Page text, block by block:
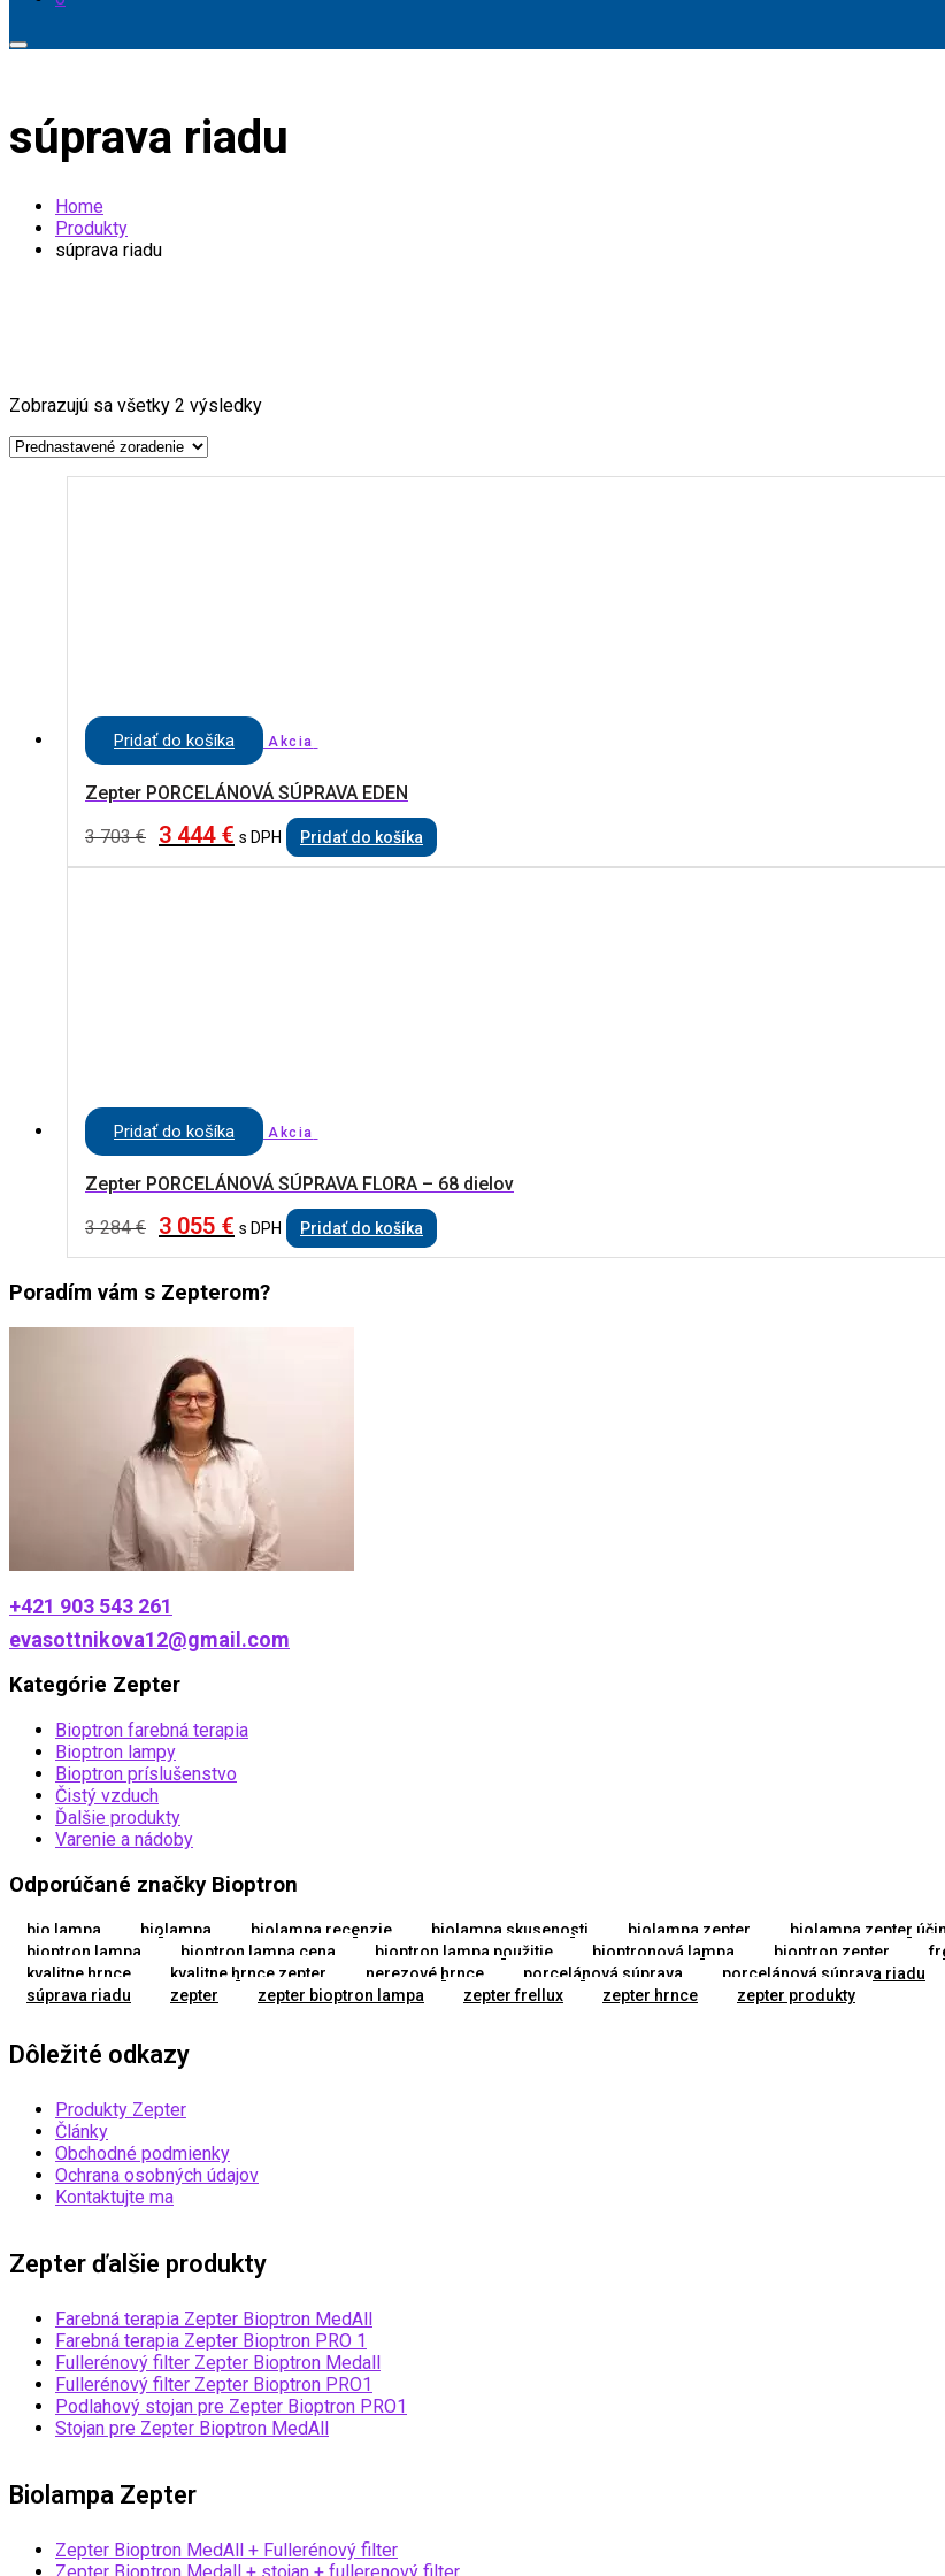
súprava riadu
Home
Produkty
súprava riadu
Zobrazujú sa všetky 2 výsledky
Pridať do košíka Akcia
Zepter PORCELÁNOVÁ SÚPRAVA EDEN
3 703€ 3 444 € s DPH Pridať do košíka
Pridať do košíka Akcia
Zepter PORCELÁNOVÁ SÚPRAVA FLORA – 68 dielov
3 284€ 3 055 € s DPH Pridať do košíka
Poradím vám s Zepterom?
+421 903 543 261
evasottnikova12@gmail.com
Kategórie Zepter
Bioptron farebná terapia
Bioptron lampy
Bioptron príslušenstvo
Čistý vzduch
Ďalšie produkty
Varenie a nádoby
Odporúčané značky Bioptron
bio lampa biolampa biolampa recenzie biolampa skusenosti biolampa zepter biolampa zepter
bioptron lampa
bioptron lampa cena bioptron lampa použitie bioptronová lampa bioptron zepter
kvalitne hrnce
kvalitne hrnce zepter nerezové hrnce porcelánová súprava porcelánová súprava riadu
súprava riadu
zepter zepter bioptron lampa zepter frellux zepter hrnce zepter produkty
Dôležité odkazy
Produkty Zepter
Články
Obchodné podmienky
Ochrana osobných údajov
Kontaktujte ma
Zepter ďalšie produkty
Farebná terapia Zepter Bioptron MedAll
Farebná terapia Zepter Bioptron PRO 1
Fullerénový filter Zepter Bioptron Medall
Fullerénový filter Zepter Bioptron PRO1
Podlahový stojan pre Zepter Bioptron PRO1
Stojan pre Zepter Bioptron MedAll
Biolampa Zepter
Zepter Bioptron MedAll + Fullerénový filter